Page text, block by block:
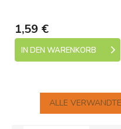
1,59 €
IN DEN WARENKORB
ALLE